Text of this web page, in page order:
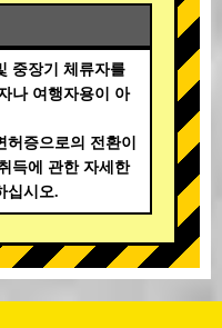
중장기 체류자를
나 여행자용이 아
증으로의 전환이
득에 관한 자세한
십시오.